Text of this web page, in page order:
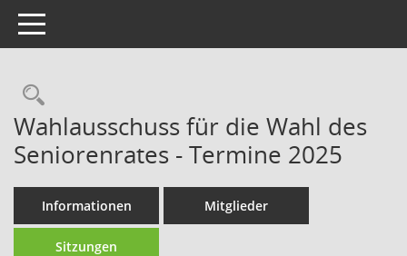
Toggle navigation
Rechercheauswahl
Wahlausschuss für die Wahl des
Seniorenrates - Termine 2025
Informationen Mitglieder
Sitzungen